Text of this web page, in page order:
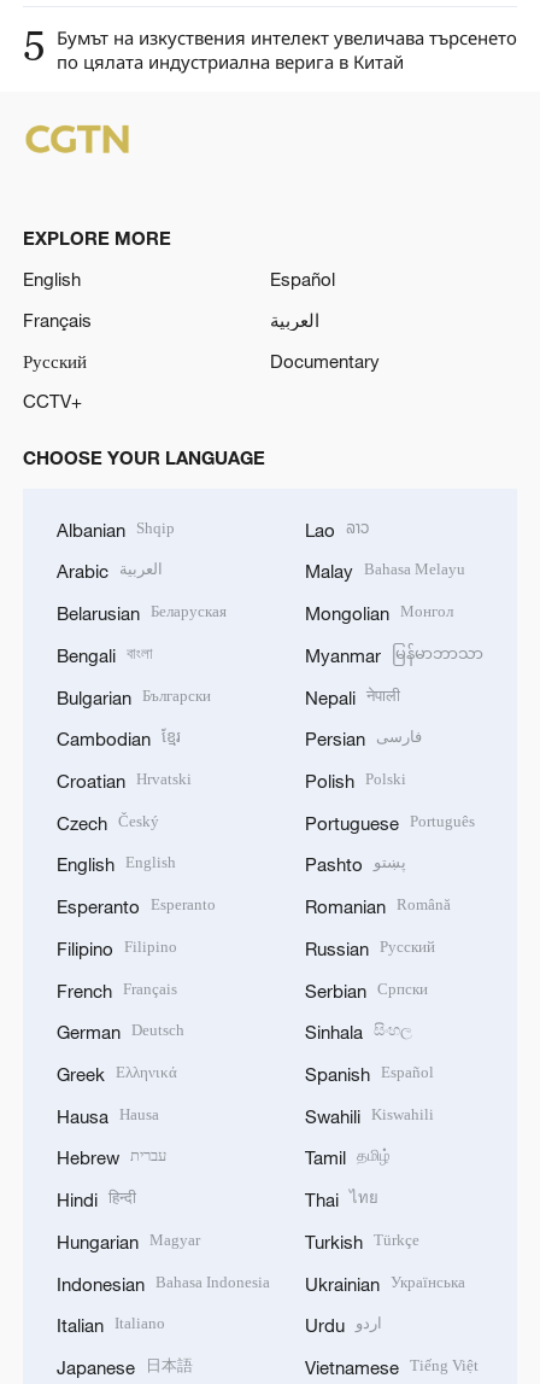
5 Бумът на изкуствения интелект увеличава търсенето
по цялата индустриална верига в Китай
EXPLORE MORE
English
Español
Français
العربية
Русский
Documentary
CCTV+
CHOOSE YOUR LANGUAGE
Albanian Shqip
Arabic العربية
Belarusian Беларуская
Bengali বাংলা
Bulgarian Български
Cambodian ខ្មែរ
Croatian Hrvatski
Czech Český
English English
Esperanto Esperanto
Filipino Filipino
French Français
German Deutsch
Greek Ελληνικά
Hausa Hausa
Hebrew עברית
Hindi हिन्दी
Hungarian Magyar
Indonesian Bahasa Indonesia
Italian Italiano
Japanese 日本語
Lao ລາວ
Malay Bahasa Melayu
Mongolian Монгол
Myanmar မြန်မာဘာသာ
Nepali नेपाली
Persian فارسی
Polish Polski
Portuguese Português
Pashto پښتو
Romanian Română
Russian Русский
Serbian Српски
Sinhala සිංහල
Spanish Español
Swahili Kiswahili
Tamil தமிழ்
Thai ไทย
Turkish Türkçe
Ukrainian Українська
Urdu اردو
Vietnamese Tiếng Việt